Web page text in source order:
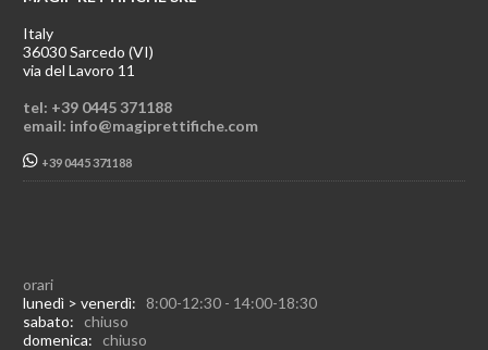
Italy
36030 Sarcedo (VI)
via del Lavoro 11
tel: +39 0445 371188
email: info@magiprettifiche.com
+39 0445 371188
orari
lunedì > venerdì: 8:00-12:30 - 14:00-18:30
sabato: chiuso
domenica: chiuso